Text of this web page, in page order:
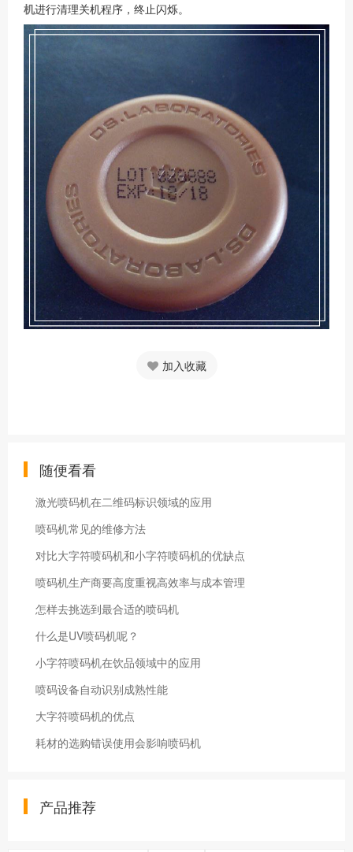
机进行清理关机程序，终止闪烁。
加入收藏
随便看看
激光喷码机在二维码标识领域的应用
喷码机常见的维修方法
对比大字符喷码机和小字符喷码机的优缺点
喷码机生产商要高度重视高效率与成本管理
怎样去挑选到最合适的喷码机
什么是UV喷码机呢？
小字符喷码机在饮品领域中的应用
喷码设备自动识别成熟性能
大字符喷码机的优点
耗材的选购错误使用会影响喷码机
产品推荐